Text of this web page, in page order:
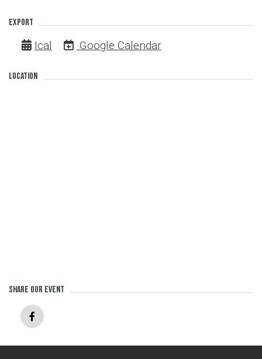
Export
Ical Google Calendar
Location
Share our event